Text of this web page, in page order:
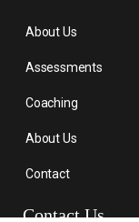
About Us
Assessments
Coaching
About Us
Contact
Contact Us